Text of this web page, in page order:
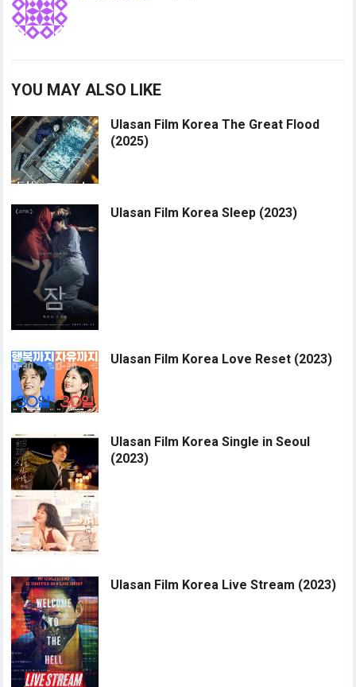
YOU MAY ALSO LIKE
Ulasan Film Korea The Great Flood
(2025)
Ulasan Film Korea Sleep (2023)
Ulasan Film Korea Love Reset (2023)
Ulasan Film Korea Single in Seoul
(2023)
Ulasan Film Korea Live Stream (2023)